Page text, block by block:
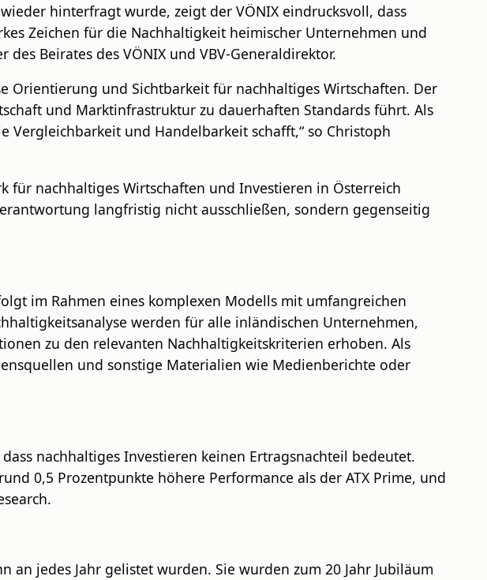
hinterfragt wurde, zeigt der VÖNIX eindrucksvoll, dass
Zeichen für die Nachhaltigkeit heimischer Unternehmen und
Beirates des VÖNIX und VBV-Generaldirektor.
Orientierung und Sichtbarkeit für nachhaltiges Wirtschaften. Der
und Marktinfrastruktur zu dauerhaften Standards führt. Als
Vergleichbarkeit und Handelbarkeit schafft,“ so Christoph
für nachhaltiges Wirtschaften und Investieren in Österreich
langfristig nicht ausschließen, sondern gegenseitig
im Rahmen eines komplexen Modells mit umfangreichen
werden für alle inländischen Unternehmen,
zu den relevanten Nachhaltigkeitskriterien erhoben. Als
und sonstige Materialien wie Medienberichte oder
nachhaltiges Investieren keinen Ertragsnachteil bedeutet.
0,5 Prozentpunkte höhere Performance als der ATX Prime, und
jedes Jahr gelistet wurden. Sie wurden zum 20 Jahr Jubiläum